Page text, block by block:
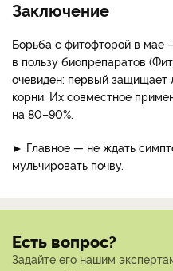
Заключение
Борьба с фитофторой в мае
в пользу биопрепаратов
очевиден: первый защищает
корни. Их совместное
на 80–90%.
► Главное — не ждать
мульчировать почву.
Есть вопрос?
Задайте его нашим